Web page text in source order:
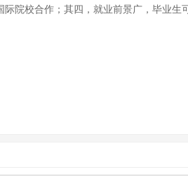
院校合作；其四，就业前景广，毕业